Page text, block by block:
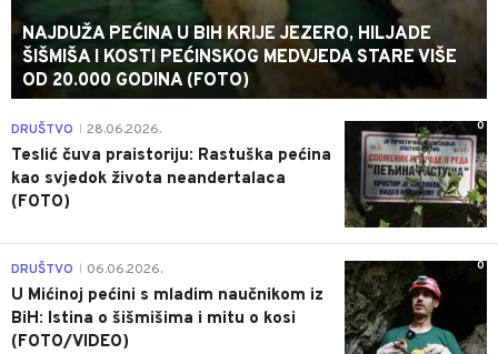
NAJDUŽA PEĆINA U BIH KRIJE JEZERO, HILJADE
ŠIŠMIŠA I KOSTI PEĆINSKOG MEDVJEDA STARE VIŠE
OD 20.000 GODINA (FOTO)
0
DRUŠTVO 28.06.2026.
Teslić čuva praistoriju: Rastuška pećina
kao svjedok života neandertalaca
(FOTO)
0
DRUŠTVO 06.06.2026.
U Mićinoj pećini s mladim naučnikom iz
BiH: Istina o šišmišima i mitu o kosi
(FOTO/VIDEO)